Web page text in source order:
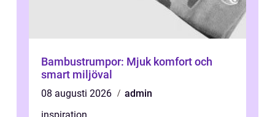
Bambustrumpor: Mjuk komfort och
smart miljöval
08 augusti 2026
admin